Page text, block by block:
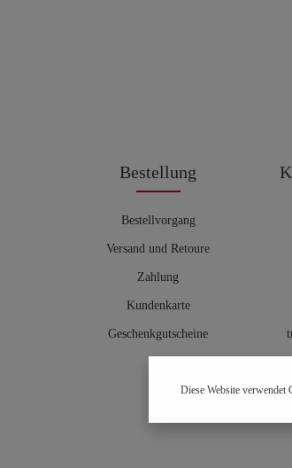
Bestellung
Bestellvorgang
Versand und Retoure
Zahlung
Kundenkarte
Geschenkgutscheine
Diese Website verwendet